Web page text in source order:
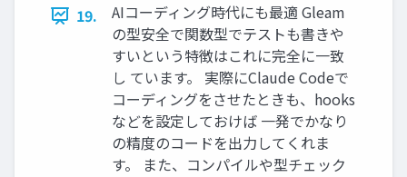
19.
AIコーディング時代にも最適 Gleam
の型安全で関数型でテストも書きや
すいという特徴はこれに完全に一致
し ています。 実際にClaude Codeで
コーディングをさせたときも、hooks
などを設定しておけば 一発でかなり
の精度のコードを出力してくれま
す。 また、コンパイルや型チェック